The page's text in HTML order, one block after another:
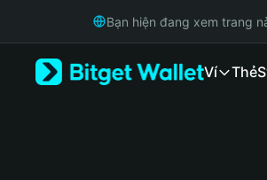
Русский
Bạn hiện đang xem trang
Ví Thẻ